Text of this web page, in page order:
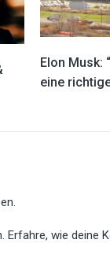
Elon Musk:
eine
Erfahre, wie deine